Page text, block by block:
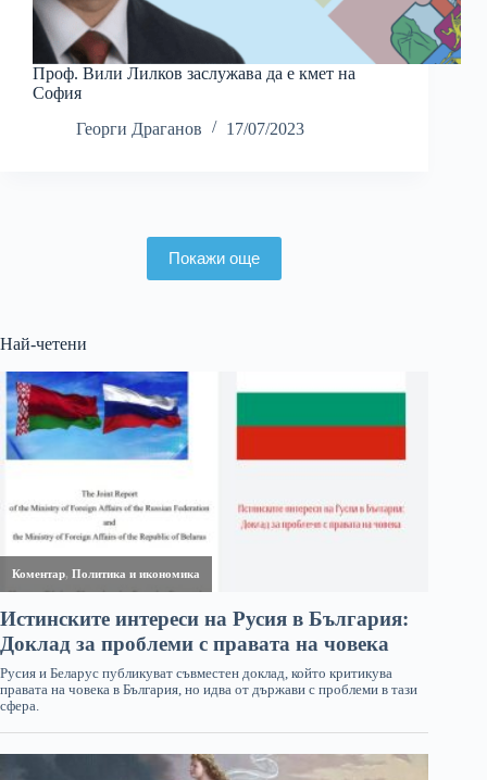
Проф. Вили Лилков заслужава да е кмет на
София
Георги Драганов
17/07/2023
Покажи още
Най-четени